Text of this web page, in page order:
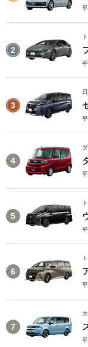
2
3
4
5
6
7